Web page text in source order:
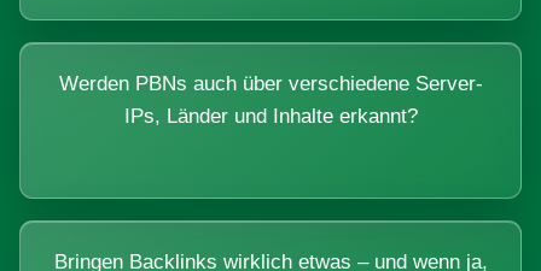
Werden PBNs auch über verschiedene Server-
IPs, Länder und Inhalte erkannt?
Bringen Backlinks wirklich etwas – und wenn ja,